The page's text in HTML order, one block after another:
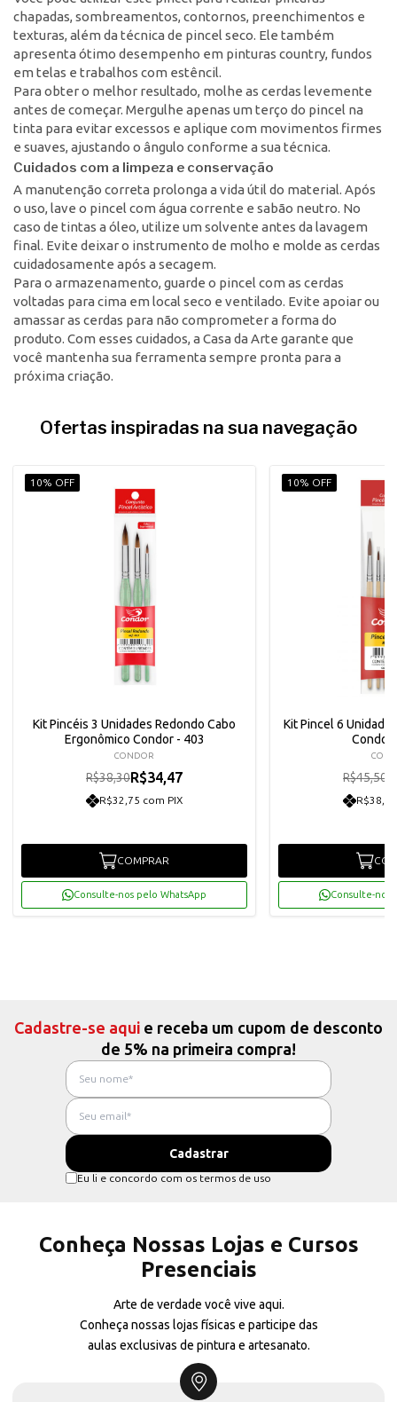
chapadas, sombreamentos, contornos, preenchimentos e
texturas, além da técnica de pincel seco. Ele também
apresenta ótimo desempenho em pinturas country, fundos
em telas e trabalhos com estêncil.
Para obter o melhor resultado, molhe as cerdas levemente
antes de começar. Mergulhe apenas um terço do pincel na
tinta para evitar excessos e aplique com movimentos firmes
e suaves, ajustando o ângulo conforme a sua técnica.
Cuidados com a limpeza e conservação
A manutenção correta prolonga a vida útil do material. Após
o uso, lave o pincel com água corrente e sabão neutro. No
caso de tintas a óleo, utilize um solvente antes da lavagem
final. Evite deixar o instrumento de molho e molde as cerdas
cuidadosamente após a secagem.
Para o armazenamento, guarde o pincel com as cerdas
voltadas para cima em local seco e ventilado. Evite apoiar ou
amassar as cerdas para não comprometer a forma do
produto. Com esses cuidados, a Casa da Arte garante que
você mantenha sua ferramenta sempre pronta para a
próxima criação.
Ofertas inspiradas na sua navegação
10% OFF
Kit Pincéis 3 Unidades Redondo Cabo
Ergonômico Condor - 403
CONDOR
R$38,30R$34,47
R$32,75 com PIX
COMPRAR
Consulte-nos pelo WhatsApp
10% OFF
Kit Pincel 6
Condor
R$45,50
Consulte-nos
Cadastre-se aqui e receba um cupom de desconto
de 5% na primeira compra!
Eu li e concordo com os termos de uso
Conheça Nossas Lojas e Cursos
Presenciais
Arte de verdade você vive aqui.
Conheça nossas lojas físicas e participe das
aulas exclusivas de pintura e artesanato.